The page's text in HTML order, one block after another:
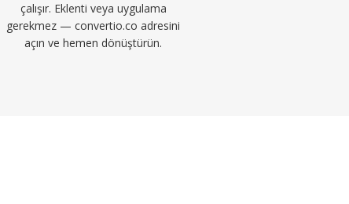
çalışır. Eklenti veya uygulama
gerekmez — convertio.co adresini
açın ve hemen dönüştürün.